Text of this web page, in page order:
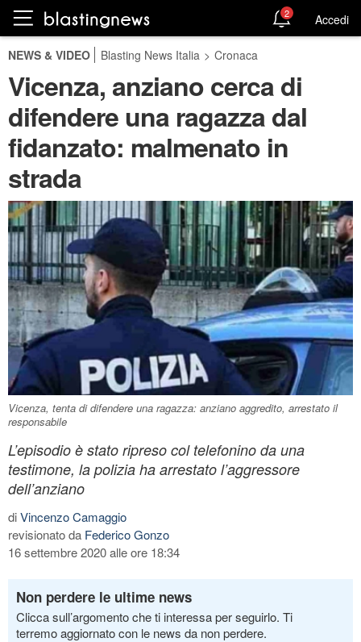
2 Accedi
NEWS & VIDEO Blasting News Italia > Cronaca
Vicenza, anziano cerca di
difendere una ragazza dal
fidanzato: malmenato in
strada
Vicenza, tenta di difendere una ragazza: anziano aggredito, arrestato il
responsabile
L’episodio è stato ripreso col telefonino da una
testimone, la polizia ha arrestato l’aggressore
dell’anziano
diVincenzo Camaggio
revisionato da Federico Gonzo
16 settembre 2020 alle ore 18:34
Non perdere le ultime news
Clicca sull’argomento che ti interessa per seguirlo. Ti
terremo aggiornato con le news da non perdere.